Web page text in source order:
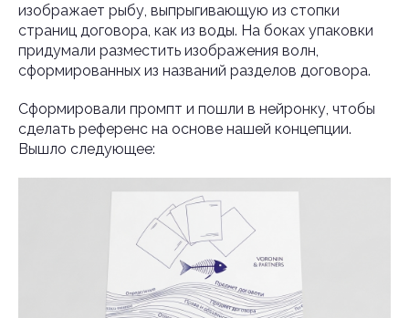
изображает рыбу, выпрыгивающую из стопки
страниц договора, как из воды. На боках упаковки
придумали разместить изображения волн,
сформированных из названий разделов договора.
Сформировали промпт и пошли в нейронку, чтобы
сделать референс на основе нашей концепции.
Вышло следующее: